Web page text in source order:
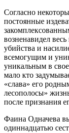
Согласно
постоянные
возненавидел
убийства и
всемогущим и
уникальным в
мало кто
«слава» его
лесополосы»
после признания
Фаина Одначева
одиннадцатью